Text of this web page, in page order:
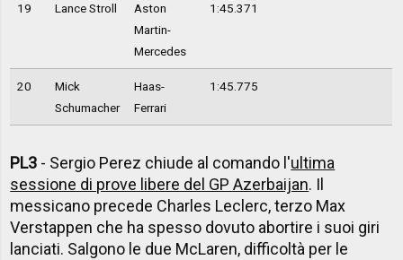
19 Lance Stroll
Aston
Martin-
Mercedes
1:45.371
20
Mick
Schumacher
Haas-
Ferrari
1:45.775
PL3 - Sergio Perez chiude al comando l'ultima
sessione di prove libere del GP Azerbaijan. Il
messicano precede Charles Leclerc, terzo Max
Verstappen che ha spesso dovuto abortire i suoi giri
lanciati. Salgono le due McLaren, difficoltà per le